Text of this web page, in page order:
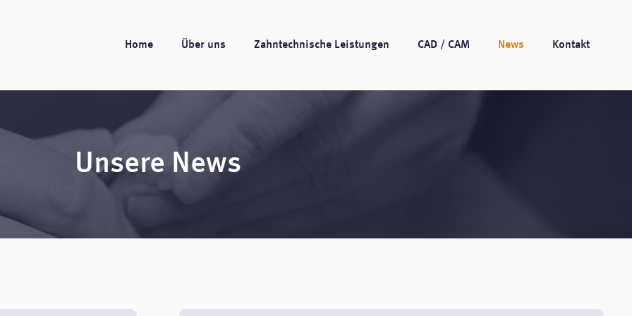
Home Über uns Zahntechnische Leistungen CAD / CAM News Kontakt
Unsere News